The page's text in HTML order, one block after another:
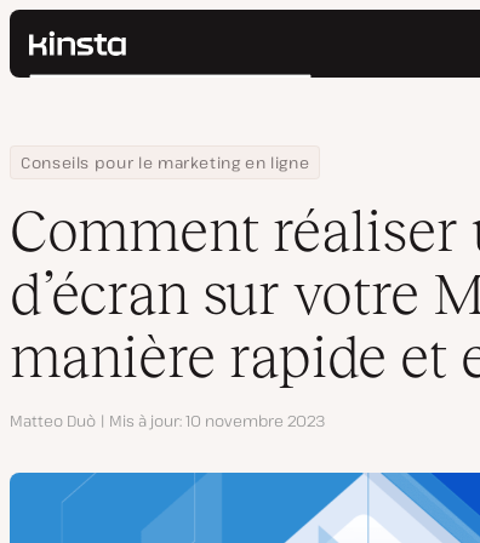
Kinsta®
Prix
Contact
Rechercher
Home
Centre de ressources
Blog
Conseils pour le marketing en ligne
Comment réaliser une capture d’écran sur votre Mac
Comment réaliser
d’écran sur votre
manière rapide et
Auteur
Matteo Duò Mis à jour 10 novembre 2023